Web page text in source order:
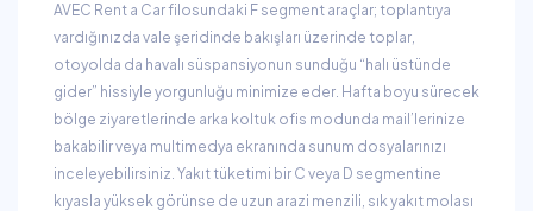
AVEC Rent a Car filosundaki F segment araçlar; toplantıya
vardığınızda vale şeridinde bakışları üzerinde toplar,
otoyolda da havalı süspansiyonun sunduğu “halı üstünde
gider” hissiyle yorgunluğu minimize eder. Hafta boyu sürecek
bölge ziyaretlerinde arka koltuk ofis modunda mail’lerinize
bakabilir veya multimedya ekranında sunum dosyalarınızı
inceleyebilirsiniz. Yakıt tüketimi bir C veya D segmentine
kıyasla yüksek görünse de uzun arazi menzili, sık yakıt molası